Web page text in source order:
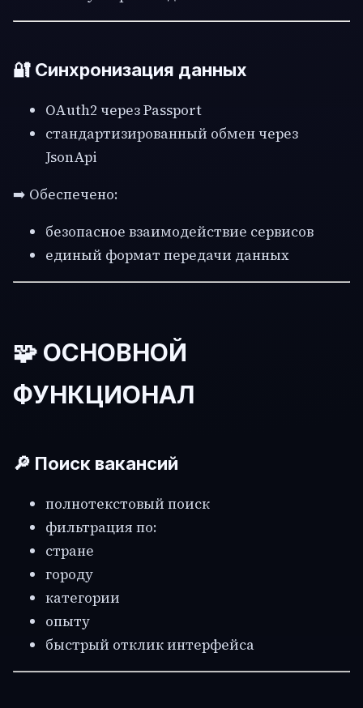
🔐 Синхронизация данных
OAuth2 через Passport
стандартизированный обмен через
JsonApi
➡️ Обеспечено:
безопасное взаимодействие сервисов
единый формат передачи данных
🧩 ОСНОВНОЙ
ФУНКЦИОНАЛ
🔎 Поиск вакансий
полнотекстовый поиск
фильтрация по:
стране
городу
категории
опыту
быстрый отклик интерфейса